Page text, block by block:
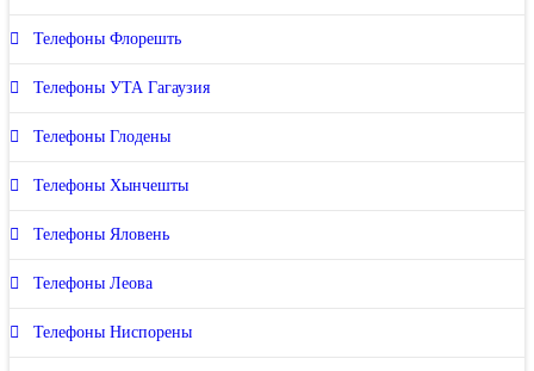
Телефоны Флорешть
Телефоны УТА Гагаузия
Телефоны Глодены
Телефоны Хынчешты
Телефоны Яловень
Телефоны Леова
Телефоны Ниспорены